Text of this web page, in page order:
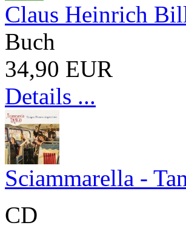
Claus Heinrich
Buch
34,90 EUR
Details ...
Sciammarella -
CD